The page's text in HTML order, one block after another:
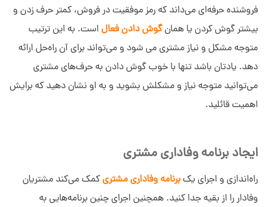
فروشنده حرفه‌ای می‌داند که رمز موفقیت در فروش، کمتر حرف زدن و
بیشتر گوش کردن یا همانگوش دادن فعال است. به این ترتیب
متوجه مشکل و نیاز مشتری می شود و می‌تواند برای آن راه‌حل ارائه
دهد. یادتان باشد تنها با خوب گوش دادن به حرف‌های مشتری
می‌توانید متوجه نیاز و مشکلش بشوید و به او نشان دهید که برایش
اهمیت قائلید.
ایجاد برنامه وفاداری مشتری
راه‌اندازی و اجرای یکبرنامه وفاداری مشتریکمک می‌کند مشتریان
وفادار را از بقیه جدا کنید. همچنین اجرای چنین برنامه‌هایی به